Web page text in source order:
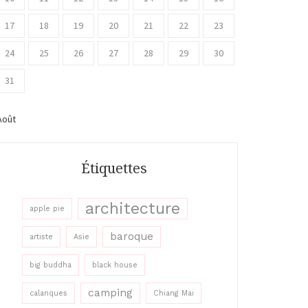
17 18 19 20 21 22 23
24 25 26 27 28 29 30
31
Étiquettes
apple pie architecture
artiste Asie baroque
big buddha black house
calanques camping Chiang Mai